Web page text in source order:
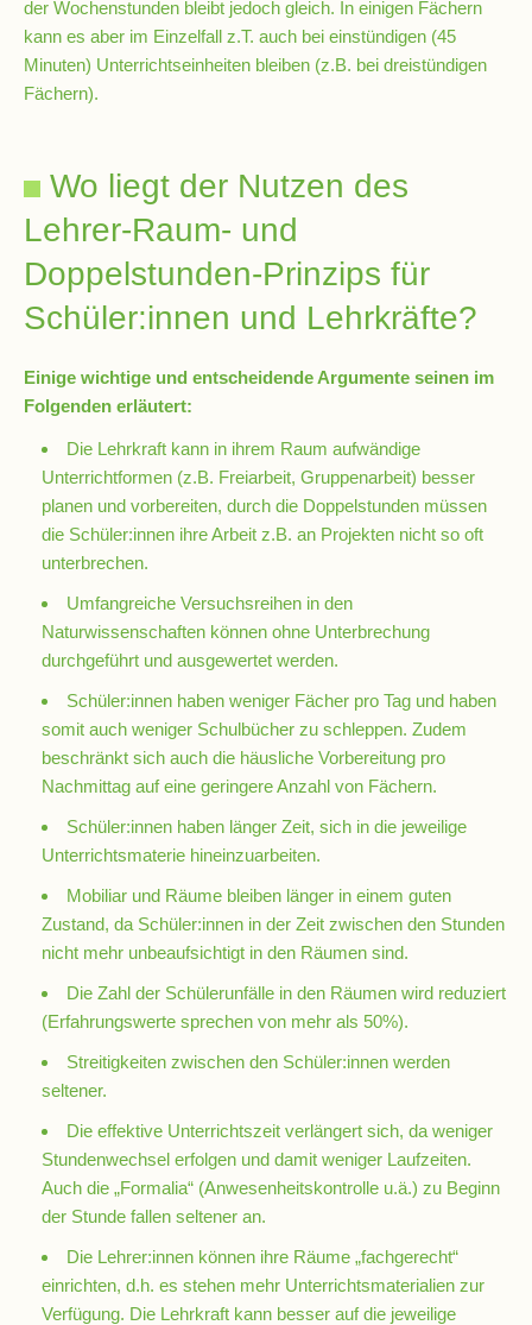
Schulsanitätsdienst
Unterricht
Realschulbildungsgang
5
und
6
8
Stufe
9
und
10
Hauptschulbildungsgang
Wahlpflichtunterricht
ab
Kl.
7
war?
der Wochenstunden bleibt jedoch gleich. In einigen Fächern
kann es aber im Einzelfall z.T. auch bei einstündigen (45
Minuten) Unterrichtseinheiten bleiben (z.B. bei dreistündigen
Fächern).
Wo liegt der Nutzen des
Lehrer-Raum- und
Doppelstunden-Prinzips für
Schüler:innen und Lehrkräfte?
Einige wichtige und entscheidende Argumente seinen im
Folgenden erläutert:
Die Lehrkraft kann in ihrem Raum aufwändige
Unterrichtformen (z.B. Freiarbeit, Gruppenarbeit) besser
planen und vorbereiten, durch die Doppelstunden müssen
die Schüler:innen ihre Arbeit z.B. an Projekten nicht so oft
unterbrechen.
Umfangreiche Versuchsreihen in den
Naturwissenschaften können ohne Unterbrechung
durchgeführt und ausgewertet werden.
Schüler:innen haben weniger Fächer pro Tag und haben
somit auch weniger Schulbücher zu schleppen. Zudem
beschränkt sich auch die häusliche Vorbereitung pro
Nachmittag auf eine geringere Anzahl von Fächern.
Schüler:innen haben länger Zeit, sich in die jeweilige
Unterrichtsmaterie hineinzuarbeiten.
Mobiliar und Räume bleiben länger in einem guten
Zustand, da Schüler:innen in der Zeit zwischen den Stunden
nicht mehr unbeaufsichtigt in den Räumen sind.
Die Zahl der Schülerunfälle in den Räumen wird reduziert
(Erfahrungswerte sprechen von mehr als 50%).
Streitigkeiten zwischen den Schüler:innen werden
seltener.
Die effektive Unterrichtszeit verlängert sich, da weniger
Stundenwechsel erfolgen und damit weniger Laufzeiten.
Auch die „Formalia“ (Anwesenheitskontrolle u.ä.) zu Beginn
der Stunde fallen seltener an.
Die Lehrer:innen können ihre Räume „fachgerecht“
einrichten, d.h. es stehen mehr Unterrichtsmaterialien zur
Verfügung. Die Lehrkraft kann besser auf die jeweilige